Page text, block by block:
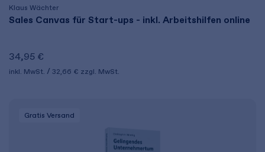
Klaus Wächter
Sales Canvas für Start-ups - inkl. Arbeitshilfen online
34,95 €
inkl. MwSt. 32,66 € zzgl. MwSt.
Gratis Versand